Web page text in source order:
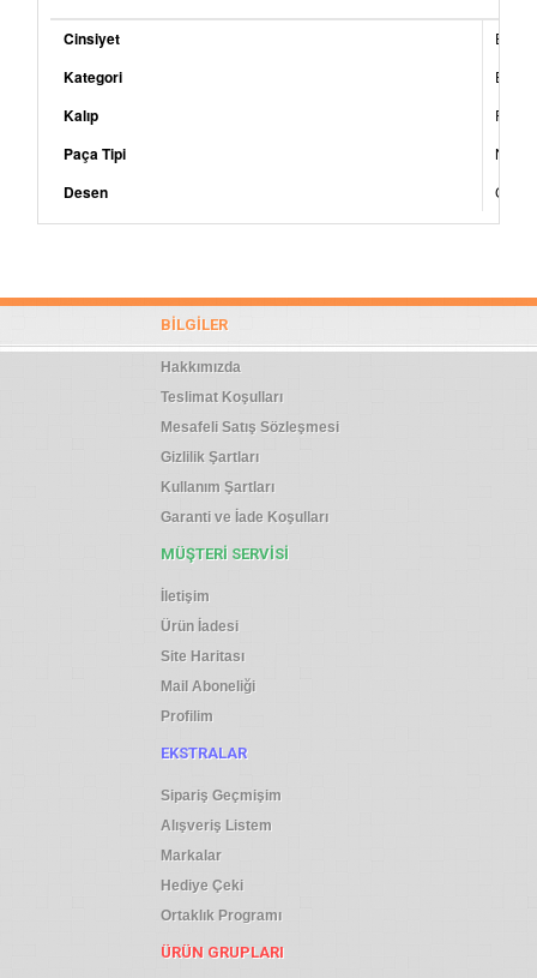
Cinsiyet Erkek
Kategori
Kalıp
Paça Tipi
Desen Çizgili
BILGILER
Hakkımızda
Teslimat Koşulları
Mesafeli Satış Sözleşmesi
Gizlilik Şartları
Kullanım Şartları
Garanti ve İade Koşulları
MÜŞTERI SERVISI
İletişim
Ürün İadesi
Site Haritası
Mail Aboneliği
Profilim
EKSTRALAR
Sipariş Geçmişim
Alışveriş Listem
Markalar
Hediye Çeki
Ortaklık Programı
ÜRÜN GRUPLARI